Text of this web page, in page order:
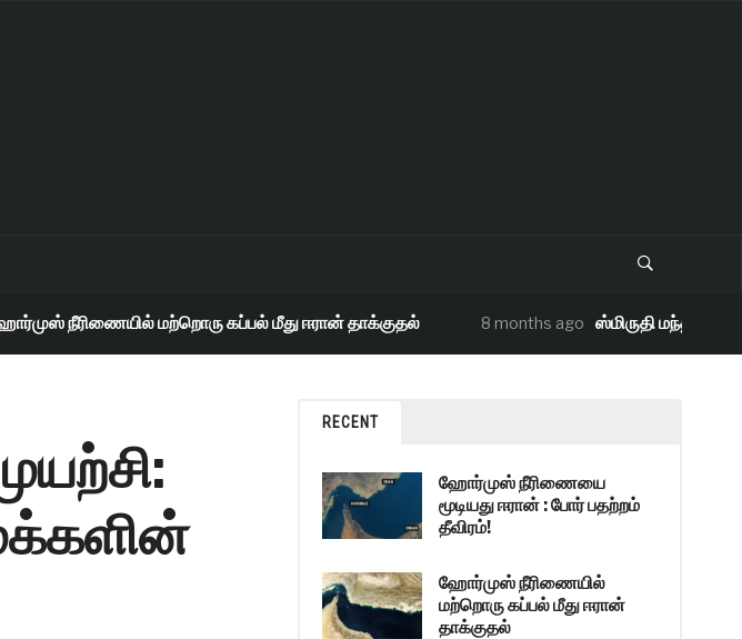
நீரிணையில் மற்றொரு கப்பல் மீது ஈரான் தாக்குதல் 8 months ago ஸ்மிருதி மந்தனா
RECENT
ஹோர்முஸ் நீரிணையை
மூடியது ஈரான் : போர் பதற்றம்
தீவிரம்!
ஹோர்முஸ் நீரிணையில்
மற்றொரு கப்பல் மீது ஈரான்
தாக்குதல்